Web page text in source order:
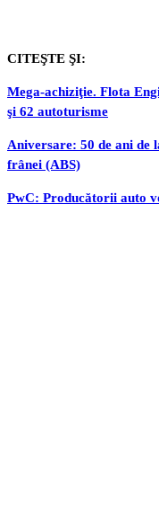
CITEŞTE ŞI:
Mega-achiziţie. Flota
şi 62 autoturisme
Aniversare: 50 de ani de
frânei (ABS)
PwC: Producătorii auto